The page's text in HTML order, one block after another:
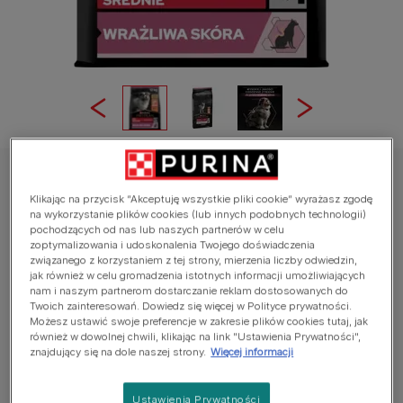
PRO PLAN® SENSITIVE SKIN, Karma sucha
dla szczeniąt ras średnich, Bogata w
Łososia
Average:4.4 (17 votes)
Dostępne rozmiary: 3kg 12kg
Zawiera SENSITIVE SKIN, specjalne połączenie
Klikając na przycisk “Akceptuję wszystkie pliki cookie” wyrażasz zgodę
na wykorzystanie plików cookies (lub innych podobnych technologii)
pochodzących od nas lub naszych partnerów w celu
zoptymalizowania i udoskonalenia Twojego doświadczenia
związanego z korzystaniem z tej strony, mierzenia liczby odwiedzin,
jak również w celu gromadzenia istotnych informacji umożliwiających
nam i naszym partnerom dostarczanie reklam dostosowanych do
Twoich zainteresowań. Dowiedz się więcej w Polityce prywatności.
Możesz ustawić swoje preferencje w zakresie plików cookies tutaj, jak
również w dowolnej chwili, klikając na link "Ustawienia Prywatności",
znajdujący się na dole naszej strony. Więcej informacji
Ustawienia Prywatności